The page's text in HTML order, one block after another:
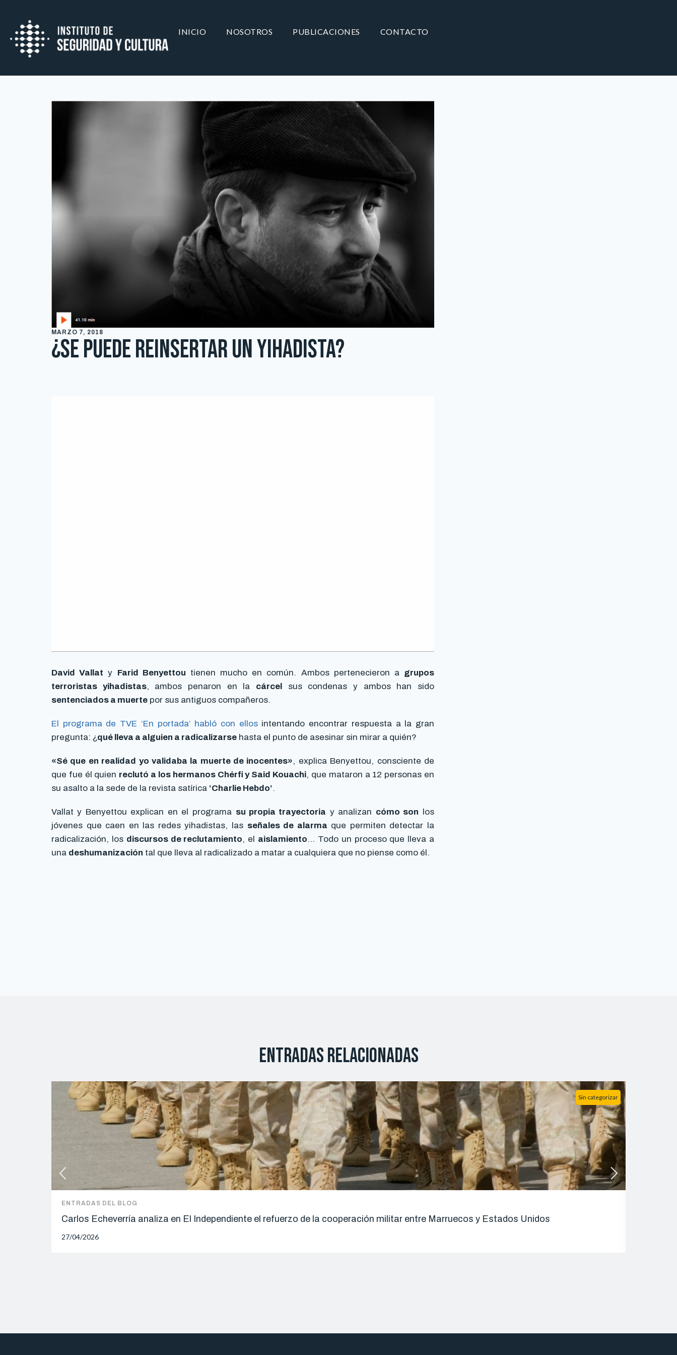
INICIO NOSOTROS PUBLICACIONES CONTACTO
MARZO 7, 2018
¿Se puede reinsertar un yihadista?
David Vallat y Farid Benyettou tienen mucho en común. Ambos pertenecieron a grupos
terroristas yihadistas, ambos penaron en la cárcel
sus condenas y ambos han sido
sentenciados a muerte por sus antiguos compañeros.
El programa de TVE ‘En portada’ habló con ellosintentando encontrar respuesta a la gran
pregunta: ¿qué lleva a alguien a radicalizarse hasta el punto de asesinar sin mirar a quién?
«Sé que en realidad yo validaba la muerte de inocentes», explica Benyettou, consciente de
que fue él quien reclutó a los hermanos Chérfi y Said Kouachi, que mataron a 12 personas en
su asalto a la sede de la revista satírica ‘Charlie Hebdo’.
Vallat y Benyettou explican en el programa su propia trayectoria y analizan cómo son los
jóvenes que caen en las redes yihadistas, las señales de alarma que permiten detectar la
radicalización, los discursos de reclutamiento, el aislamiento… Todo un proceso que lleva a
una deshumanización tal que lleva al radicalizado a matar a cualquiera que no piense como él.
Entradas relacionadas
Sin categorizar
ENTRADAS DEL BLOG
Carlos Echeverría analiza en El Independiente el refuerzo de la cooperación militar entre Marruecos y Estados Unidos
27/04/2026